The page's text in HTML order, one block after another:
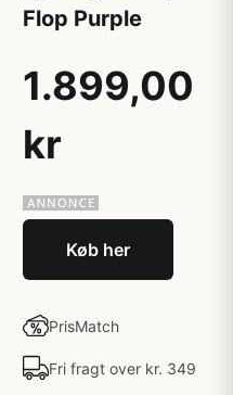
Flop Purple
1.899,00
kr
Køb her
PrisMatch
Fri fragt over kr. 349